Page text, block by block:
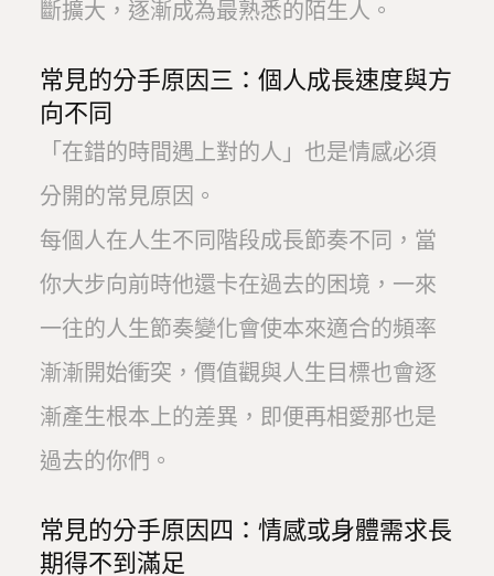
斷擴大，逐漸成為最熟悉的陌生人。
常見的分手原因三：個人成長速度與方
向不同
「在錯的時間遇上對的人」也是情感必須
分開的常見原因。
每個人在人生不同階段成長節奏不同，當
你大步向前時他還卡在過去的困境，一來
一往的人生節奏變化會使本來適合的頻率
漸漸開始衝突，價值觀與人生目標也會逐
漸產生根本上的差異，即便再相愛那也是
過去的你們。
常見的分手原因四：情感或身體需求長
期得不到滿足